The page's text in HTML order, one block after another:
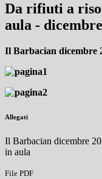
Da rifiuti a
aula -
Il Barbacian dicembre
Allegati
Il Barbacian dicembre
in aula
File PDF